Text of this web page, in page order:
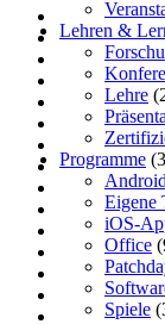
Lehren &
Lehre
Programme
Eigene
iOS-
Office
Spiele